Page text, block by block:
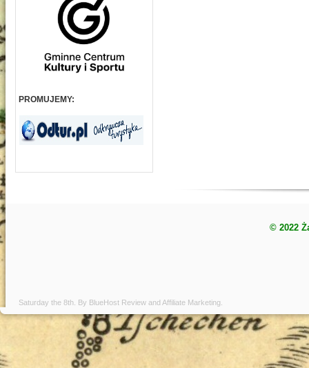
PROMUJEMY:
© 2022
Saturday the 8th. By BlueHost Review andAffiliate Marketing